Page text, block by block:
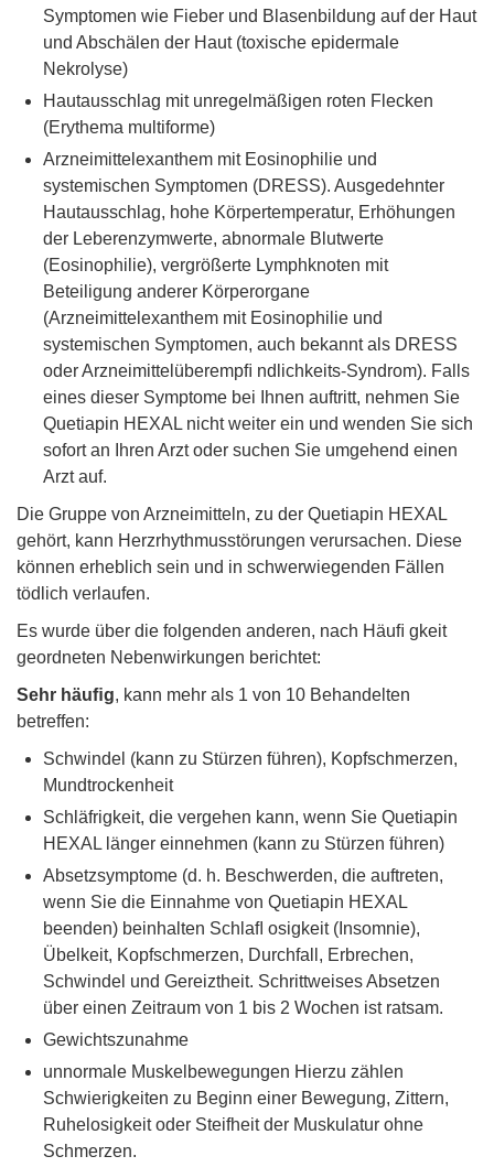
Symptomen wie Fieber und Blasenbildung auf der Haut
und Abschälen der Haut (toxische epidermale
Nekrolyse)
Hautausschlag mit unregelmäßigen roten Flecken
(Erythema multiforme)
Arzneimittelexanthem mit Eosinophilie und
systemischen Symptomen (DRESS). Ausgedehnter
Hautausschlag, hohe Körpertemperatur, Erhöhungen
der Leberenzymwerte, abnormale Blutwerte
(Eosinophilie), vergrößerte Lymphknoten mit
Beteiligung anderer Körperorgane
(Arzneimittelexanthem mit Eosinophilie und
systemischen Symptomen, auch bekannt als DRESS
oder Arzneimittelüberempﬁ ndlichkeits-Syndrom). Falls
eines dieser Symptome bei Ihnen auftritt, nehmen Sie
Quetiapin HEXAL nicht weiter ein und wenden Sie sich
sofort an Ihren Arzt oder suchen Sie umgehend einen
Arzt auf.
Die Gruppe von Arzneimitteln, zu der Quetiapin HEXAL
gehört, kann Herzrhythmusstörungen verursachen. Diese
können erheblich sein und in schwerwiegenden Fällen
tödlich verlaufen.
Es wurde über die folgenden anderen, nach Häuﬁ gkeit
geordneten Nebenwirkungen berichtet:
Sehr häuﬁg, kann mehr als 1 von 10 Behandelten
betreffen:
Schwindel (kann zu Stürzen führen), Kopfschmerzen,
Mundtrockenheit
Schläfrigkeit, die vergehen kann, wenn Sie Quetiapin
HEXAL länger einnehmen (kann zu Stürzen führen)
Absetzsymptome (d. h. Beschwerden, die auftreten,
wenn Sie die Einnahme von Quetiapin HEXAL
beenden) beinhalten Schlaﬂ osigkeit (Insomnie),
Übelkeit, Kopfschmerzen, Durchfall, Erbrechen,
Schwindel und Gereiztheit. Schrittweises Absetzen
über einen Zeitraum von 1 bis 2 Wochen ist ratsam.
Gewichtszunahme
unnormale Muskelbewegungen Hierzu zählen
Schwierigkeiten zu Beginn einer Bewegung, Zittern,
Ruhelosigkeit oder Steifheit der Muskulatur ohne
Schmerzen.